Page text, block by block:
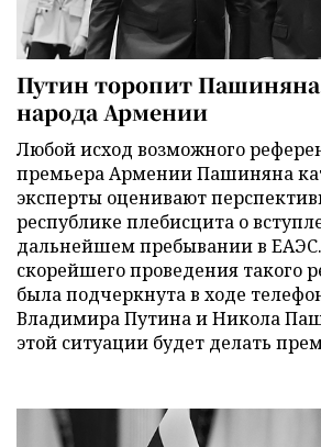
Путин торопит Пашиняна
народа Армении
Любой исход возможного
премьера Армении Пашиняна
эксперты оценивают
республике плебисцита о
дальнейшем пребывании в
скорейшего проведения такого
была подчеркнута в ходе
Владимира Путина и Никола
этой ситуации будет делать